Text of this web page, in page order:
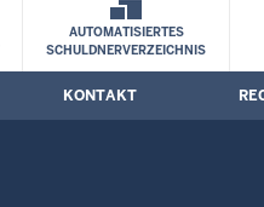
AUTOMATISIERTES
SCHULDNERVERZEICHNIS
KONTAKT